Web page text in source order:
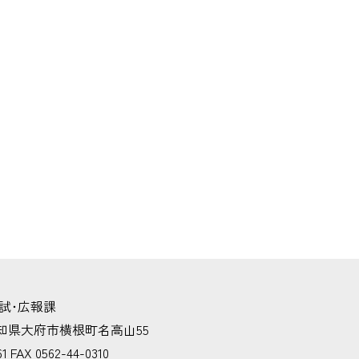
･広報課
県大府市横根町名高山55
FAX 0562-44-0310